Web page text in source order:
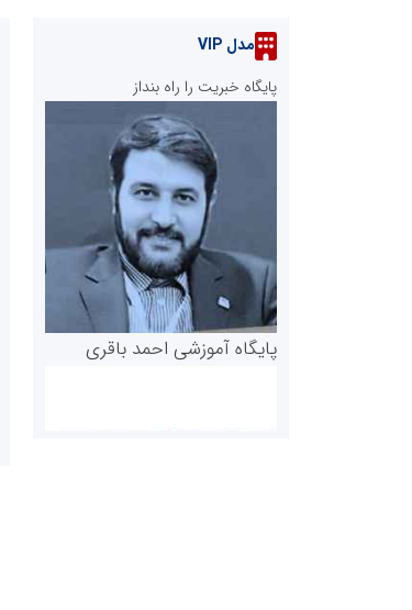
مدل VIP
پایگاه خبریت را راه بنداز
پایگاه آموزشی احمد باقری